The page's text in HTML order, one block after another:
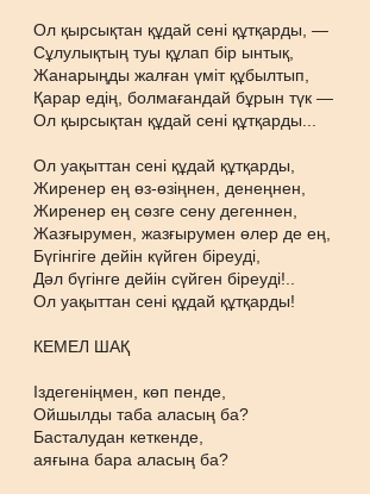
Ол қырсықтан құдай сені құтқарды, —
Сұлулықтың туы құлап бір ынтық,
Жанарыңды жалған үміт құбылтып,
Қарар едің, болмағандай бұрын түк —
Ол қырсықтан құдай сені құтқарды...
Ол уақыттан сені құдай құтқарды,
Жиренер ең өз-өзіңнен, денеңнен,
Жиренер ең сөзге сену дегеннен,
Жазғырумен, жазғырумен өлер де ең,
Бүгінгіге дейін күйген біреуді,
Дәл бүгінге дейін сүйген біреуді!..
Ол уақыттан сені құдай құтқарды!
КЕМЕЛ ШАҚ
Іздегеніңмен, көп пенде,
Ойшылды таба аласың ба?
Басталудан кеткенде,
аяғына бара аласың ба?